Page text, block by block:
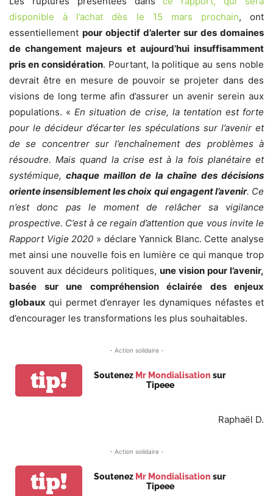
disponible à l’achat dès le 15 mars prochain, ont
essentiellement pour objectif d’alerter sur des domaines
de chan­gement majeurs et aujourd’hui insuffisamment
pris en considération. Pourtant, la politique au sens noble
devrait être en mesure de pouvoir se projeter dans des
visions de long terme afin d’assurer un avenir serein aux
populations. «En situa­tion de crise, la tentation est forte
pour le déci­deur d’écarter les spéculations sur l’avenir et
de se concentrer sur l’enchaînement des problèmes à
résoudre. Mais quand la crise est à la fois plané­taire et
systémique,chaque maillon de la chaîne des décisions
oriente insensiblement les choix qui engagent l’avenir. Ce
n’est donc pas le moment de relâcher sa vigilance
prospective. C’est à ce regain d’attention que vous invite le
Rapport Vigie 2020 » déclare Yannick Blanc. Cette analyse
met ainsi une nouvelle fois en lumière ce qui manque trop
souvent aux décideurs politiques, une vision pour l’avenir,
basée sur une compréhension éclairée des enjeux
globaux qui permet d’enrayer les dynamiques néfastes et
d’encourager les transformations les plus souhaitables.
- Action solidaire -
tip! Soutenez Mr Mondialisation sur
Tipeee
Raphaël D.
- Action solidaire -
tip! Soutenez Mr Mondialisation sur
Tipeee